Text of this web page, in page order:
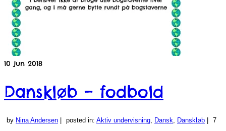
10 jun 2018
Danskløb – fodbold
by Nina Andersen posted in: Aktiv undervisning, Dansk, Danskløb 7